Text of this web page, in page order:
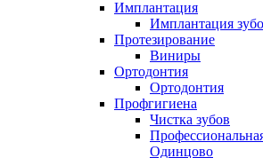
Имплантация
Имплантация
Протезирование
Виниры
Ортодонтия
Ортодонтия
Профгигиена
Чистка зубов
Одинцово